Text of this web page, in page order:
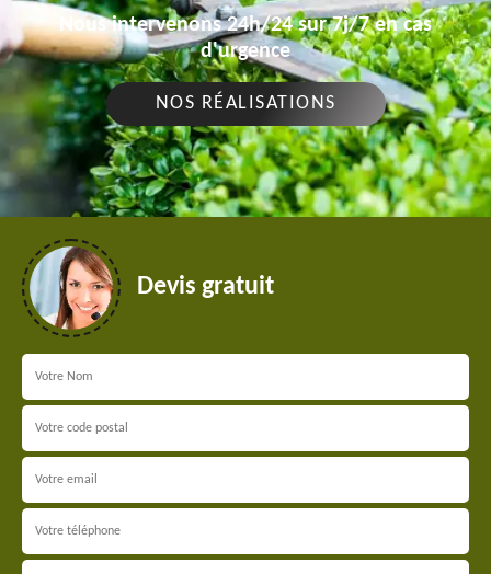
Nous intervenons 24h/24 sur 7j/7 en cas
d'urgence
NOS RÉALISATIONS
Devis gratuit